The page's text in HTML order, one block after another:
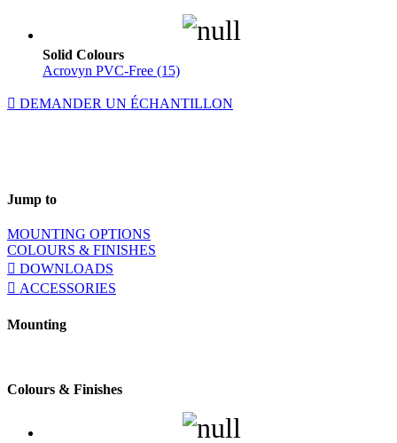
Solid Colours
Acrovyn PVC-Free (15)
DEMANDER UN ÉCHANTILLON
Jump to
MOUNTING OPTIONS
COLOURS & FINISHES
DOWNLOADS
ACCESSORIES
Mounting
Colours & Finishes